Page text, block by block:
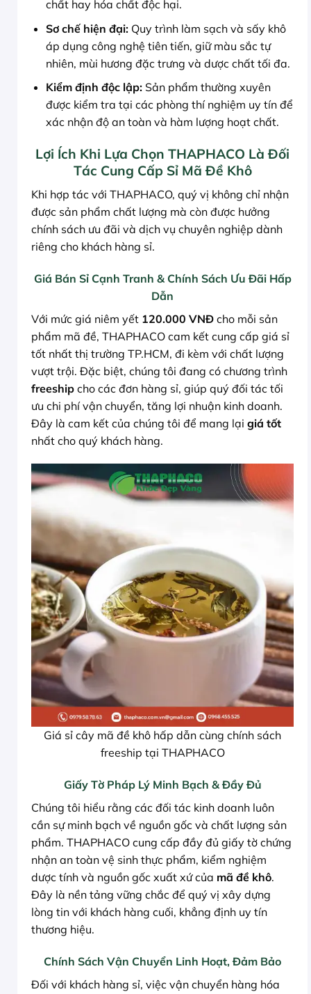
chất hay hóa chất độc hại.
Sơ chế hiện đại:Quy trình làm sạch và sấy khô
áp dụng công nghệ tiên tiến, giữ màu sắc tự
nhiên, mùi hương đặc trưng và dược chất tối đa.
Kiểm định độc lập:Sản phẩm thường xuyên
được kiểm tra tại các phòng thí nghiệm uy tín để
xác nhận độ an toàn và hàm lượng hoạt chất.
Lợi Ích Khi Lựa Chọn THAPHACO Là Đối
Tác Cung Cấp Sỉ Mã Đề Khô
Khi hợp tác với THAPHACO, quý vị không chỉ nhận
được sản phẩm chất lượng mà còn được hưởng
chính sách ưu đãi và dịch vụ chuyên nghiệp dành
riêng cho khách hàng sỉ.
Giá Bán Sỉ Cạnh Tranh & Chính Sách Ưu Đãi Hấp
Dẫn
Với mức giá niêm yết 120.000 VNĐ cho mỗi sản
phẩm mã đề, THAPHACO cam kết cung cấp giá sỉ
tốt nhất thị trường TP.HCM, đi kèm với chất lượng
vượt trội. Đặc biệt, chúng tôi đang có chương trình
freeship cho các đơn hàng sỉ, giúp quý đối tác tối
ưu chi phí vận chuyển, tăng lợi nhuận kinh doanh.
Đây là cam kết của chúng tôi để mang lại giá tốt
nhất cho quý khách hàng.
Giá sỉ cây mã đề khô hấp dẫn cùng chính sách
freeship tại THAPHACO
Giấy Tờ Pháp Lý Minh Bạch & Đầy Đủ
Chúng tôi hiểu rằng các đối tác kinh doanh luôn
cần sự minh bạch về nguồn gốc và chất lượng sản
phẩm. THAPHACO cung cấp đầy đủ giấy tờ chứng
nhận an toàn vệ sinh thực phẩm, kiểm nghiệm
dược tính và nguồn gốc xuất xứ của mã đề khô.
Đây là nền tảng vững chắc để quý vị xây dựng
lòng tin với khách hàng cuối, khẳng định uy tín
thương hiệu.
Chính Sách Vận Chuyển Linh Hoạt, Đảm Bảo
Đối với khách hàng sỉ, việc vận chuyển hàng hóa